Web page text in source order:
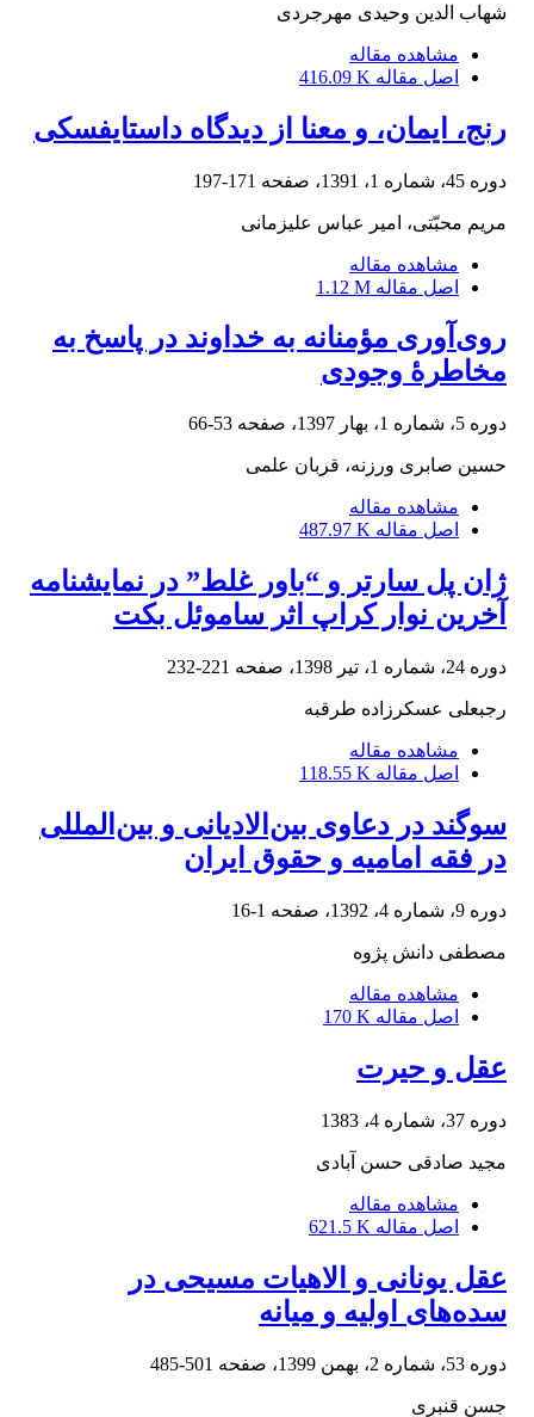
شهاب الدین وحیدی مهرجردی
مشاهده مقاله
اصل مقاله 416.09 K
رنج، ایمان، و معنا از دیدگاه داستایفسکی
دوره 45، شماره 1، 1391، صفحه 171-197
مریم محبّتی، امیر عباس علیزمانی
مشاهده مقاله
اصل مقاله 1.12 M
روی‌آوری مؤمنانه به خداوند در پاسخ به
مخاطرۀ وجودی
دوره 5، شماره 1، بهار 1397، صفحه 53-66
حسین صابری ورزنه، قربان علمی
مشاهده مقاله
اصل مقاله 487.97 K
ژان پل سارتر و “باور غلط” در نمایشنامه
آخرین نوار کراپ اثر ساموئل بکت
دوره 24، شماره 1، تیر 1398، صفحه 221-232
رجبعلی عسکرزاده طرقبه
مشاهده مقاله
اصل مقاله 118.55 K
سوگند در دعاوی بین‌الادیانی و بین‌المللی
در فقه امامیه و حقوق ایران
دوره 9، شماره 4، 1392، صفحه 1-16
مصطفی دانش پژوه
مشاهده مقاله
اصل مقاله 170 K
عقل و حیرت
دوره 37، شماره 4، 1383
مجید صادقی حسن آبادی
مشاهده مقاله
اصل مقاله 621.5 K
عقل یونانی و الاهیات مسیحی در
سده‌های اولیه و میانه
دوره 53، شماره 2، بهمن 1399، صفحه 501-485
جسن قنبری